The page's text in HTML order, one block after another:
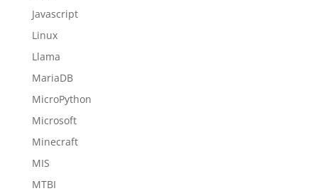
Javascript
Linux
Llama
MariaDB
MicroPython
Microsoft
Minecraft
MIS
MTBI